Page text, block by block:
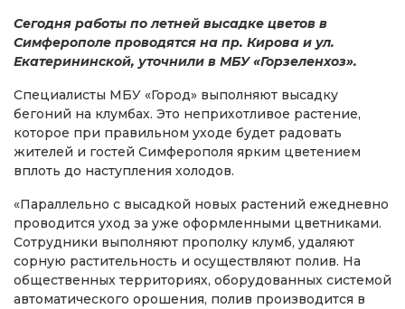
Сегодня работы по летней высадке цветов в
Симферополе проводятся на пр. Кирова и ул.
Екатерининской, уточнили в МБУ «Горзеленхоз».
Специалисты МБУ «Город» выполняют высадку
бегоний на клумбах. Это неприхотливое растение,
которое при правильном уходе будет радовать
жителей и гостей Симферополя ярким цветением
вплоть до наступления холодов.
«Параллельно с высадкой новых растений ежедневно
проводится уход за уже оформленными цветниками.
Сотрудники выполняют прополку клумб, удаляют
сорную растительность и осуществляют полив. На
общественных территориях, оборудованных системой
автоматического орошения, полив производится в